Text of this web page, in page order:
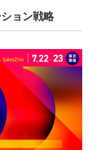
ョン戦略